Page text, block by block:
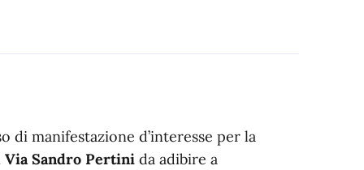
di manifestazione d’interesse per la
Via Sandro Pertinida adibire a